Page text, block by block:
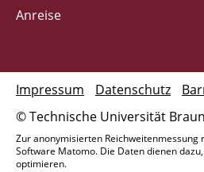
Anreise
© Technische Universität
Impressum Datenschutz
Zur anonymisierten Reichweitenmessung
Software Matomo. Die Daten dienen
optimieren.